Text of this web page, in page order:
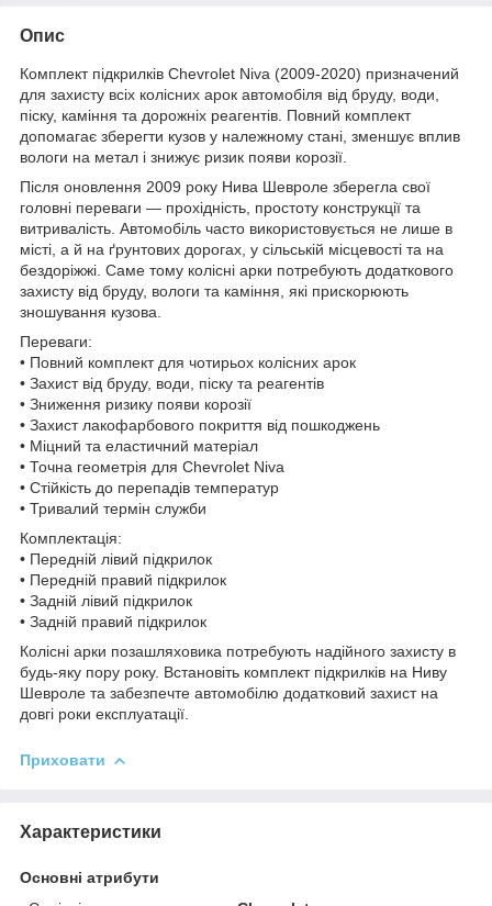
Опис
Комплект підкрилків Chevrolet Niva (2009-2020) призначений
для захисту всіх колісних арок автомобіля від бруду, води,
піску, каміння та дорожніх реагентів. Повний комплект
допомагає зберегти кузов у належному стані, зменшує вплив
вологи на метал і знижує ризик появи корозії.
Після оновлення 2009 року Нива Шевроле зберегла свої
головні переваги — прохідність, простоту конструкції та
витривалість. Автомобіль часто використовується не лише в
місті, а й на ґрунтових дорогах, у сільській місцевості та на
бездоріжжі. Саме тому колісні арки потребують додаткового
захисту від бруду, вологи та каміння, які прискорюють
зношування кузова.
Переваги:
• Повний комплект для чотирьох колісних арок
• Захист від бруду, води, піску та реагентів
• Зниження ризику появи корозії
• Захист лакофарбового покриття від пошкоджень
• Міцний та еластичний матеріал
• Точна геометрія для Chevrolet Niva
• Стійкість до перепадів температур
• Тривалий термін служби
Комплектація:
• Передній лівий підкрилок
• Передній правий підкрилок
• Задній лівий підкрилок
• Задній правий підкрилок
Колісні арки позашляховика потребують надійного захисту в
будь-яку пору року. Встановіть комплект підкрилків на Ниву
Шевроле та забезпечте автомобілю додатковий захист на
довгі роки експлуатації.
Приховати
Характеристики
Основні атрибути